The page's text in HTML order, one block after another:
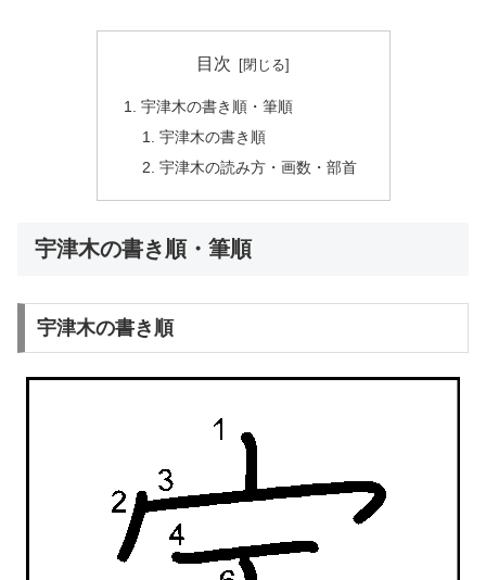
目次
宇津木の書き順・筆順
宇津木の書き順
宇津木の読み方・画数・部首
宇津木の書き順・筆順
宇津木の書き順